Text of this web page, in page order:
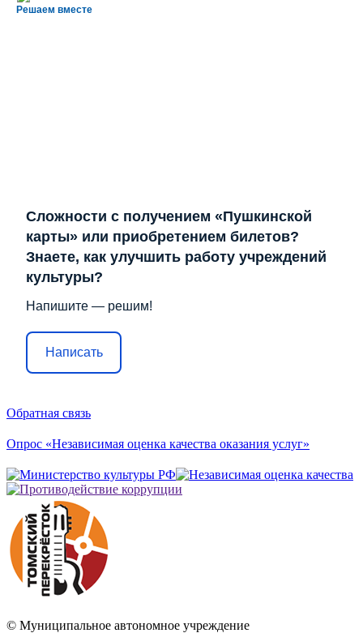
Решаем вместе
Сложности с получением «Пушкинской
карты» или приобретением билетов?
Знаете, как улучшить работу учреждений
культуры?
Напишите — решим!
Написать
Обратная связь
Опрос «Независимая оценка качества оказания услуг»
© Муниципальное автономное учреждение